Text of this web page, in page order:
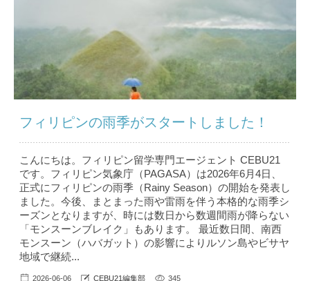
フィリピンの雨季がスタートしました！
こんにちは。フィリピン留学専門エージェント CEBU21
です。フィリピン気象庁（PAGASA）は2026年6月4日、
正式にフィリピンの雨季（Rainy Season）の開始を発表し
ました。今後、まとまった雨や雷雨を伴う本格的な雨季シ
ーズンとなりますが、時には数日から数週間雨が降らない
「モンスーンブレイク」もあります。 最近数日間、南西
モンスーン（ハバガット）の影響によりルソン島やビサヤ
地域で継続...
2026-06-06 CEBU21編集部 345